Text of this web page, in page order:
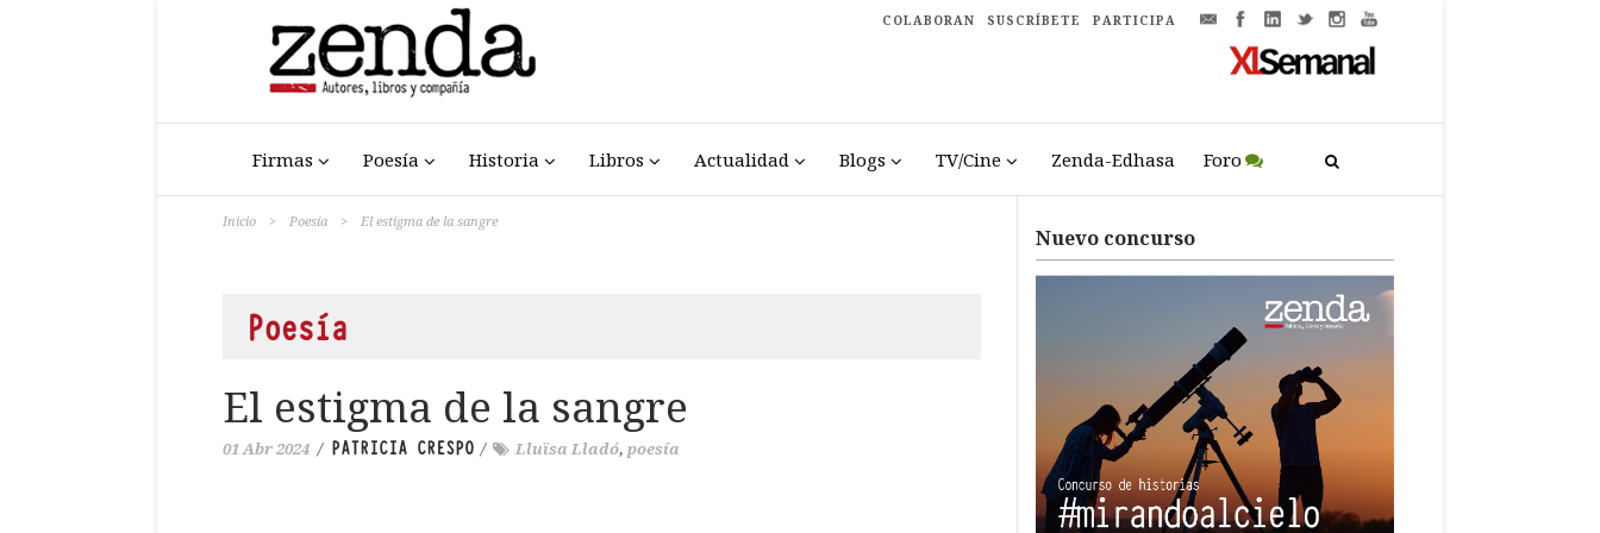
COLABORAN SUSCRÍBETE PARTICIPA
Firmas Poesía Historia Libros Actualidad Blogs TV/Cine Zenda-Edhasa Foro
Inicio > Poesía > El estigma de la sangre
Poesía
El estigma de la sangre
01 Abr 2024 / PATRICIA CRESPO / Lluïsa Lladó, poesía
Nuevo concurso